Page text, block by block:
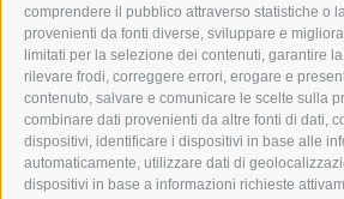
comprendere il pubblico attraverso statistiche o
provenienti da fonti diverse, sviluppare e
limitati per la selezione dei contenuti, garantire
rilevare frodi, correggere errori, erogare e
contenuto, salvare e comunicare le scelte sulla
combinare dati provenienti da altre fonti di dati,
dispositivi, identificare i dispositivi in base alle
automaticamente, utilizzare dati di
dispositivi in base a informazioni richieste
PUBBLICITÀ NELL’ERKER
PUBBLICITÀ ONLINE
ADDEBITO DIRETTO SEPA
REGOLAMENTO COMMENTI
ONLINE VOTING
SERVICE